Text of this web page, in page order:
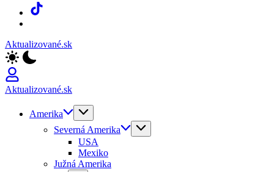
TikTok
Aktualizované.sk
Aktualizované.sk
Amerika
Severná Amerika
USA
Mexiko
Južná Amerika